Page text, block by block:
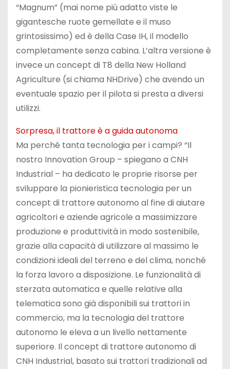
“Magnum” (mai nome più adatto viste le
gigantesche ruote gemellate e il muso
grintosissimo) ed è della Case IH, il modello
completamente senza cabina. L’altra versione è
invece un concept di T8 della New Holland
Agriculture (si chiama NHDrive) che avendo un
eventuale spazio per il pilota si presta a diversi
utilizzi.
Sorpresa, il trattore è a guida autonoma
Ma perché tanta tecnologia per i campi? “Il
nostro Innovation Group – spiegano a CNH
Industrial – ha dedicato le proprie risorse per
sviluppare la pionieristica tecnologia per un
concept di trattore autonomo al fine di aiutare
agricoltori e aziende agricole a massimizzare
produzione e produttività in modo sostenibile,
grazie alla capacità di utilizzare al massimo le
condizioni ideali del terreno e del clima, nonché
la forza lavoro a disposizione. Le funzionalità di
sterzata automatica e quelle relative alla
telematica sono già disponibili sui trattori in
commercio, ma la tecnologia del trattore
autonomo le eleva a un livello nettamente
superiore. Il concept di trattore autonomo di
CNH Industrial, basato sui trattori tradizionali ad